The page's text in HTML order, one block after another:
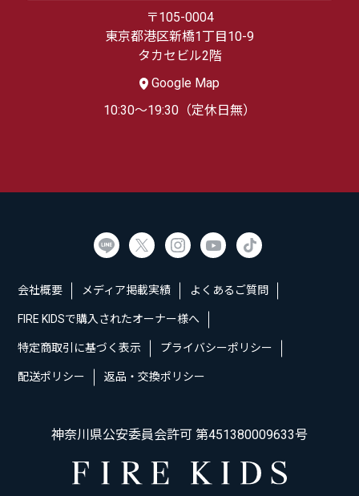
〒105-0004
東京都港区新橋1丁目10-9
タカセビル2階
Google Map
10:30～19:30（定休日無）
会社概要 メディア掲載実績 よくあるご質問
FIRE KIDSで購入されたオーナー様へ
特定商取引に基づく表示 プライバシーポリシー
配送ポリシー 返品・交換ポリシー
神奈川県公安委員会許可 第451380009633号